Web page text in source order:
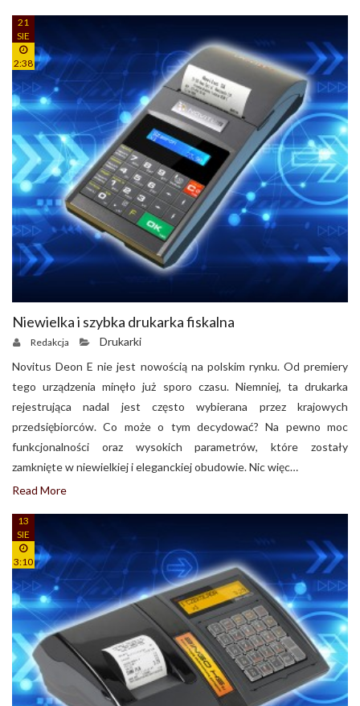
21
SIE
2:38
Niewielka i szybka drukarka fiskalna
Redakcja
Drukarki
Novitus Deon E nie jest nowością na polskim rynku. Od premiery
tego urządzenia minęło już sporo czasu. Niemniej, ta drukarka
rejestrująca nadal jest często wybierana przez krajowych
przedsiębiorców. Co może o tym decydować? Na pewno moc
funkcjonalności oraz wysokich parametrów, które zostały
zamknięte w niewielkiej i eleganckiej obudowie. Nic więc…
Read More
13
SIE
3:10